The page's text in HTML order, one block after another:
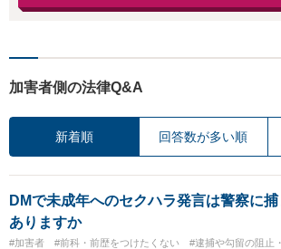
加害者側の法律Q&A
新着順 回答数が多い順
DMで未成年へのセクハラ発言は警察に
ありますか
#加害者 #前科・前歴をつけたくない
#逮捕や勾留の阻止